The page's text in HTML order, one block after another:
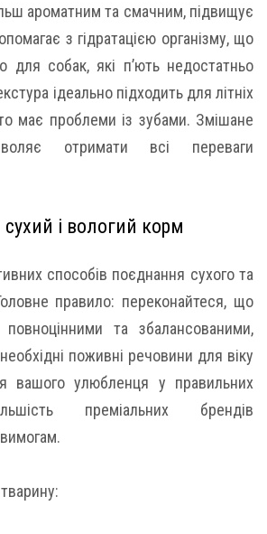
ароматним та смачним, підвищує
з гідратацією організму, що
для собак, які п’ють недостатньо
ідеально підходить для літніх
має проблеми із зубами. Змішане
отримати всі переваги
і вологий корм
способів поєднання сухого та
правило: переконайтеся, що
та збалансованими,
поживні речовини для віку
вашого улюбленця у правильних
преміальних брендів